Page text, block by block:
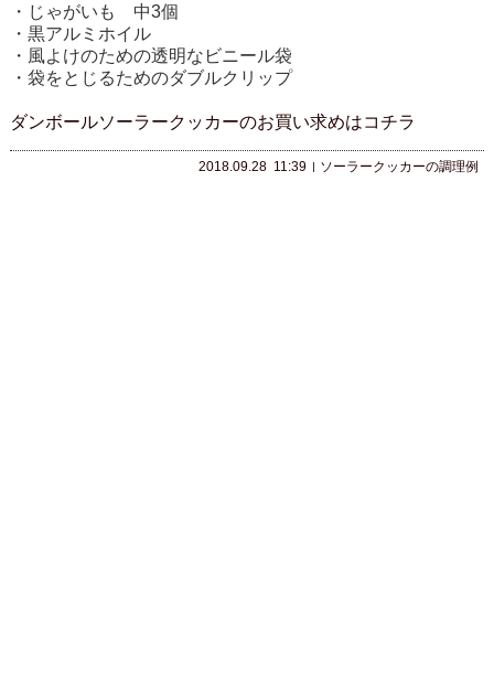
・じゃがいも 中3個
・黒アルミホイル
・風よけのための透明なビニール袋
・袋をとじるためのダブルクリップ
ダンボールソーラークッカーのお買い求めはコチラ
2018.09.28 11:39 ソーラークッカーの調理例